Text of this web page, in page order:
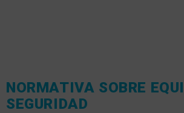
NORMATIVA SOBRE
SEGURIDAD